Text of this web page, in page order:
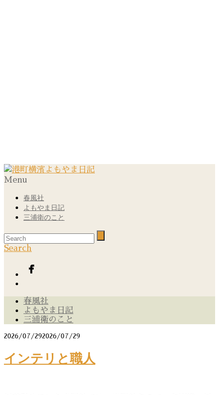
Menu
春風社
よもやま日記
三浦衛のこと
Search
春風社
よもやま日記
三浦衛のこと
2026/07/292026/07/29
インテリと職人